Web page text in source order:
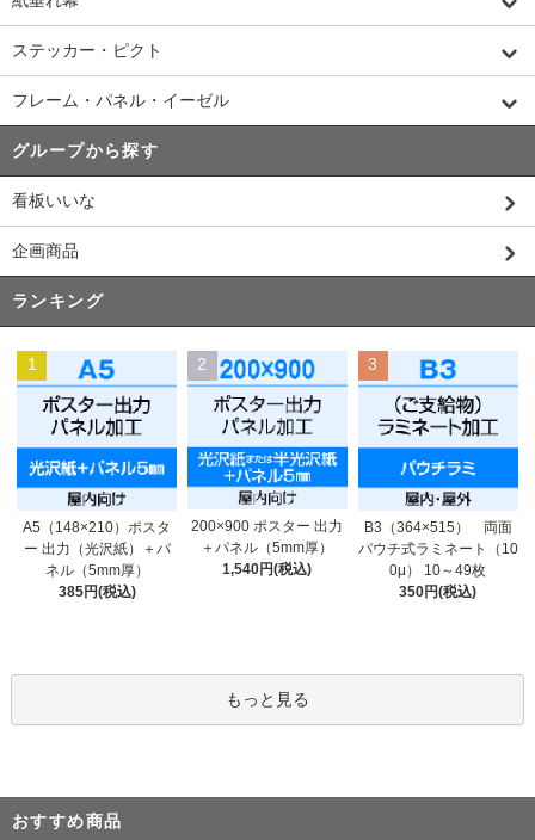
ステッカー・ピクト
フレーム・パネル・イーゼル
グループから探す
看板いいな
企画商品
ランキング
1
A5（148×210）ポスタ
ー 出力（光沢紙）＋パ
ネル（5mm厚）
385円(税込)
2
200×900 ポスター 出力
＋パネル（5mm厚）
1,540円(税込)
3
B3（364×515） 両面
パウチ式ラミネート（10
0μ） 10～49枚
350円(税込)
もっと見る
おすすめ商品